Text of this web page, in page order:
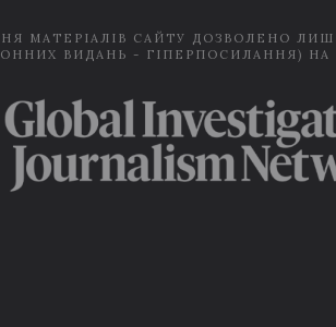
МАТЕРІАЛІВ САЙТУ ДОЗВОЛЕНО
ВИДАНЬ - ГІПЕРПОСИЛАННЯ) НА